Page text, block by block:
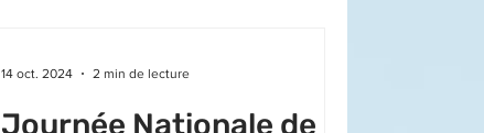
Journée Nationale de la
14 oct. 2024 2 min de lecture